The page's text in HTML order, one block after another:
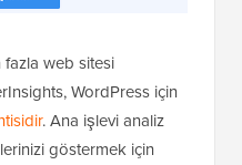
web sitesi
WordPress için
. Ana işlevi analiz
göstermek için